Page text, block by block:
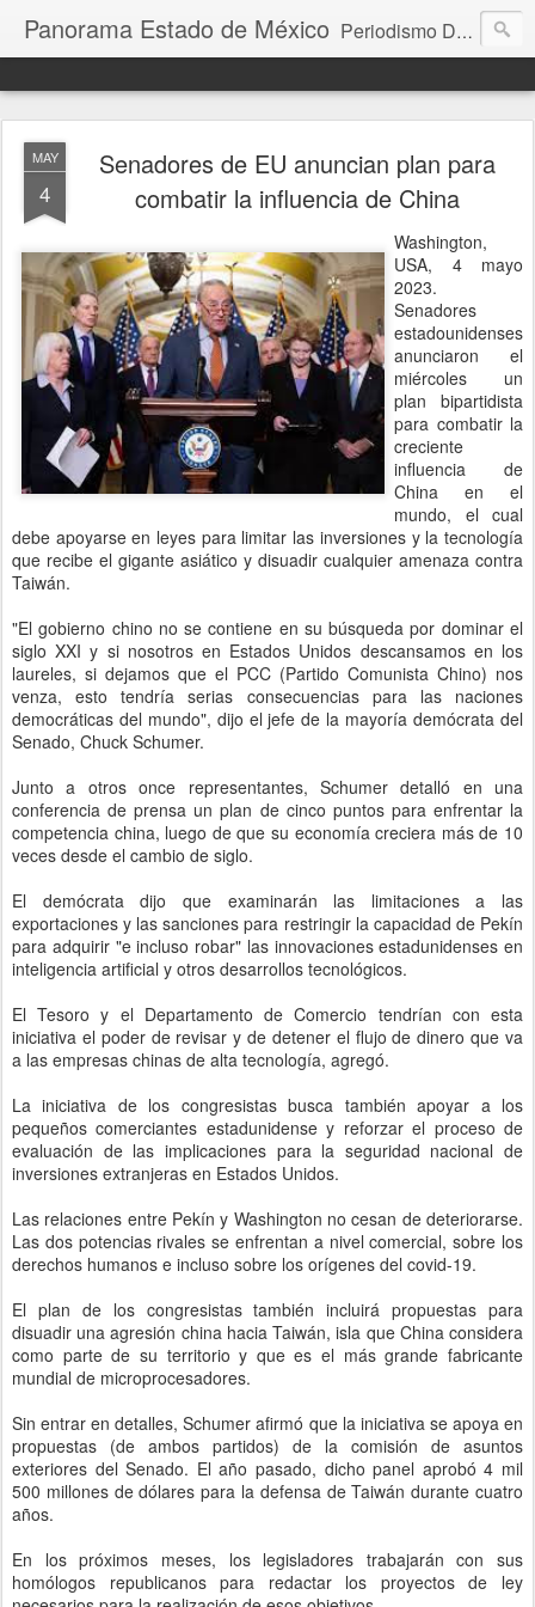
Panorama Estado de México Periodismo Digital
MAY
4
Senadores de EU anuncian plan para
combatir la influencia de China
Washington,
USA, 4 mayo
2023.
Senadores
estadounidenses
anunciaron el
miércoles un
plan bipartidista
para combatir la
creciente
influencia de
China en el
mundo, el cual
debe apoyarse en leyes para limitar las inversiones y la tecnología
que recibe el gigante asiático y disuadir cualquier amenaza contra
Taiwán.
"El gobierno chino no se contiene en su búsqueda por dominar el
siglo XXI y si nosotros en Estados Unidos descansamos en los
laureles, si dejamos que el PCC (Partido Comunista Chino) nos
venza, esto tendría serias consecuencias para las naciones
democráticas del mundo", dijo el jefe de la mayoría demócrata del
Senado, Chuck Schumer.
Junto a otros once representantes, Schumer detalló en una
conferencia de prensa un plan de cinco puntos para enfrentar la
competencia china, luego de que su economía creciera más de 10
veces desde el cambio de siglo.
El demócrata dijo que examinarán las limitaciones a las
exportaciones y las sanciones para restringir la capacidad de Pekín
para adquirir "e incluso robar" las innovaciones estadunidenses en
inteligencia artificial y otros desarrollos tecnológicos.
El Tesoro y el Departamento de Comercio tendrían con esta
iniciativa el poder de revisar y de detener el flujo de dinero que va
a las empresas chinas de alta tecnología, agregó.
La iniciativa de los congresistas busca también apoyar a los
pequeños comerciantes estadunidense y reforzar el proceso de
evaluación de las implicaciones para la seguridad nacional de
inversiones extranjeras en Estados Unidos.
Las relaciones entre Pekín y Washington no cesan de deteriorarse.
Las dos potencias rivales se enfrentan a nivel comercial, sobre los
derechos humanos e incluso sobre los orígenes del covid-19.
El plan de los congresistas también incluirá propuestas para
disuadir una agresión china hacia Taiwán, isla que China considera
como parte de su territorio y que es el más grande fabricante
mundial de microprocesadores.
Sin entrar en detalles, Schumer afirmó que la iniciativa se apoya en
propuestas (de ambos partidos) de la comisión de asuntos
exteriores del Senado. El año pasado, dicho panel aprobó 4 mil
500 millones de dólares para la defensa de Taiwán durante cuatro
años.
En los próximos meses, los legisladores trabajarán con sus
homólogos republicanos para redactar los proyectos de ley